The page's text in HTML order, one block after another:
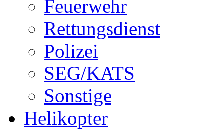
Feuerwehr
Rettungsdienst
Polizei
SEG/KATS
Sonstige
Helikopter